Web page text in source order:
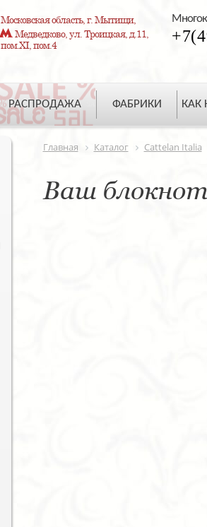
Московская область, г. Мытищи,
Медведково, ул. Троицкая, д.11,
пом.XI, пом.4
РАСПРОДАЖА ФАБРИКИ КАК
Главная Каталог Cattelan Italia
Ваш